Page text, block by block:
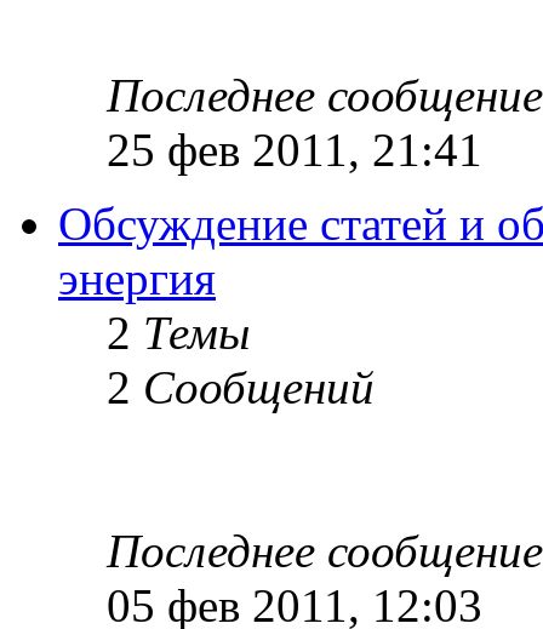
Последнее сообщение
25 фев 2011, 21:41
Обсуждение статей и
энергия
2 Темы
2 Сообщений
Последнее сообщение
05 фев 2011, 12:03